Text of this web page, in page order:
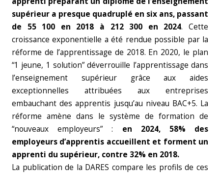
supérieur a presque quadruplé en six ans, passant
de 55 100 en 2018 à 212 300 en 2024. Cette
croissance exponentielle a été rendue possible par la
réforme de l’apprentissage de 2018. En 2020, le plan
“1 jeune, 1 solution” déverrouille l’apprentissage dans
l’enseignement supérieur grâce aux aides
exceptionnelles attribuées aux entreprises
embauchant des apprentis jusqu’au niveau BAC+5. La
réforme amène dans le système de formation de
“nouveaux employeurs” : en 2024, 58% des
employeurs d’apprentis accueillent et forment un
apprenti du supérieur, contre 32% en 2018.
La publication de la DARES compare les profils de ces